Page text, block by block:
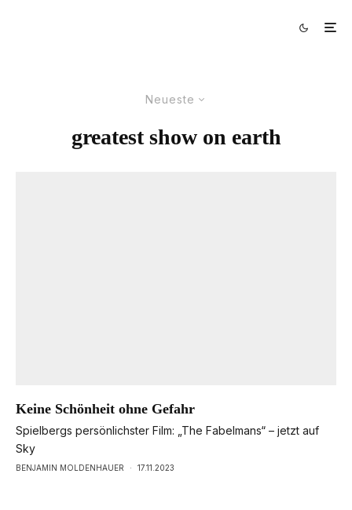
Neueste
greatest show on earth
Keine Schönheit ohne Gefahr
Spielbergs persönlichster Film: „The Fabelmans“ – jetzt auf
Sky
BENJAMIN MOLDENHAUER · 17.11.2023